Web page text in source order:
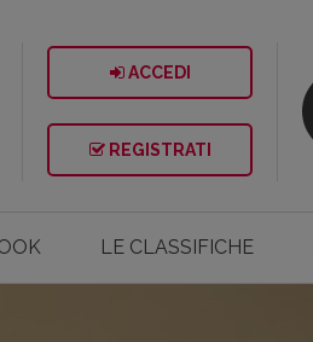
ACCEDI
REGISTRATI
LE CLASSIFICHE